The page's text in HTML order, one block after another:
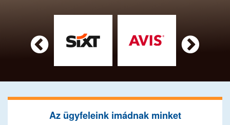
 
Az ügyfeleink imádnak minket